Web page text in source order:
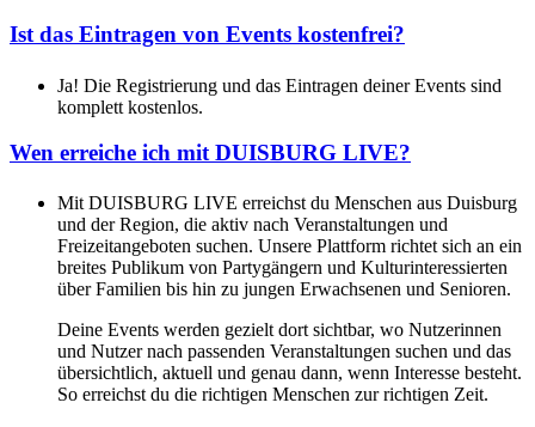
Ist das Eintragen von Events kostenfrei?
Ja! Die Registrierung und das Eintragen deiner Events sind
komplett kostenlos.
Wen erreiche ich mit DUISBURG LIVE?
Mit DUISBURG LIVE erreichst du Menschen aus Duisburg
und der Region, die aktiv nach Veranstaltungen und
Freizeitangeboten suchen. Unsere Plattform richtet sich an ein
breites Publikum von Partygängern und Kulturinteressierten
über Familien bis hin zu jungen Erwachsenen und Senioren.
Deine Events werden gezielt dort sichtbar, wo Nutzerinnen
und Nutzer nach passenden Veranstaltungen suchen und das
übersichtlich, aktuell und genau dann, wenn Interesse besteht.
So erreichst du die richtigen Menschen zur richtigen Zeit.